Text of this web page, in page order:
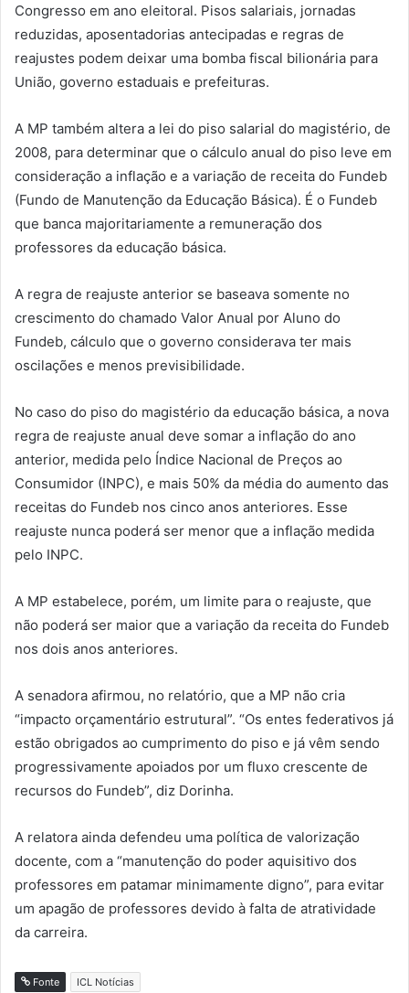
Congresso em ano eleitoral. Pisos salariais, jornadas
reduzidas, aposentadorias antecipadas e regras de
reajustes podem deixar uma bomba fiscal bilionária para
União, governo estaduais e prefeituras.
A MP também altera a lei do piso salarial do magistério, de
2008, para determinar que o cálculo anual do piso leve em
consideração a inflação e a variação de receita do Fundeb
(Fundo de Manutenção da Educação Básica). É o Fundeb
que banca majoritariamente a remuneração dos
professores da educação básica.
A regra de reajuste anterior se baseava somente no
crescimento do chamado Valor Anual por Aluno do
Fundeb, cálculo que o governo considerava ter mais
oscilações e menos previsibilidade.
No caso do piso do magistério da educação básica, a nova
regra de reajuste anual deve somar a inflação do ano
anterior, medida pelo Índice Nacional de Preços ao
Consumidor (INPC), e mais 50% da média do aumento das
receitas do Fundeb nos cinco anos anteriores. Esse
reajuste nunca poderá ser menor que a inflação medida
pelo INPC.
A MP estabelece, porém, um limite para o reajuste, que
não poderá ser maior que a variação da receita do Fundeb
nos dois anos anteriores.
A senadora afirmou, no relatório, que a MP não cria
“impacto orçamentário estrutural”. “Os entes federativos já
estão obrigados ao cumprimento do piso e já vêm sendo
progressivamente apoiados por um fluxo crescente de
recursos do Fundeb”, diz Dorinha.
A relatora ainda defendeu uma política de valorização
docente, com a “manutenção do poder aquisitivo dos
professores em patamar minimamente digno”, para evitar
um apagão de professores devido à falta de atratividade
da carreira.
Fonte ICL Notícias